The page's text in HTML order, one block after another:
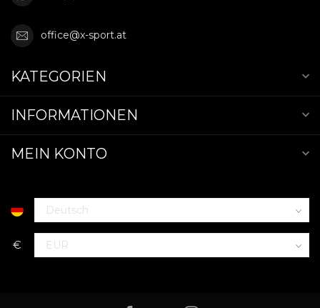
office@x-sport.at
KATEGORIEN
INFORMATIONEN
MEIN KONTO
€